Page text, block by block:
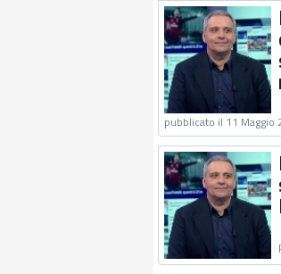
pubblicato il 11 Maggio